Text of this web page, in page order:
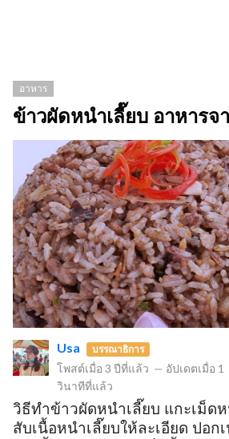
อาหาร
ข้าวผัดหนำเลี๊ยบ อาหารจ
Usa บรรณาธิการ
โพสต์เมื่อ 3 ปีที่แล้ว — อัปเดตเมื่อ 1
วินาทีที่แล้ว
วิธีทำข้าวผัดหนำเลี๊ยบ แกะเม็ด
สับเนื้อหนำเลี๊ยบให้ละเอียด ปอก